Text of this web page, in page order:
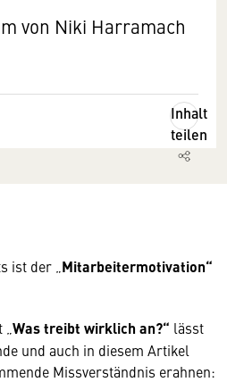
von Niki Harramach
Inhalt
teilen
der „ Mitarbeitermotivation“
Was treibt wirklich an?“ lässt
und auch in diesem Artikel
Missverständnis erahnen: